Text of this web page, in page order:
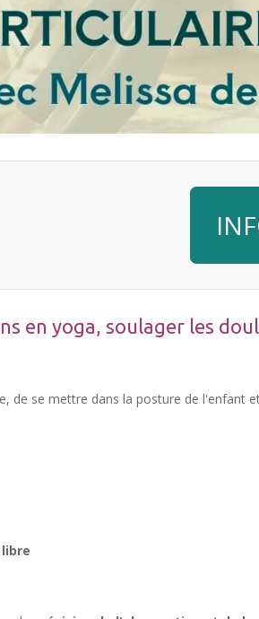
en yoga, soulager les
de se mettre dans la posture de l'enfant